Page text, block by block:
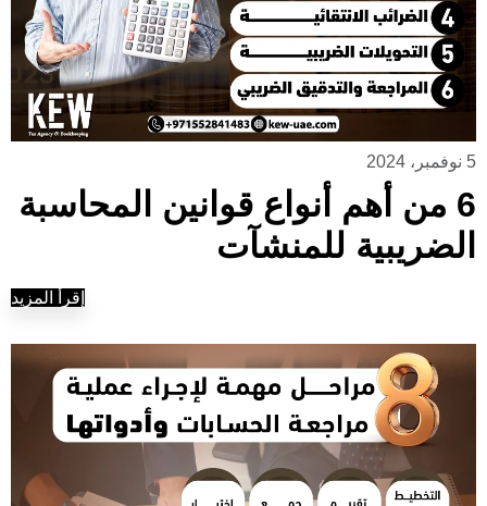
5 نوفمبر، 2024
6 من أهم أنواع قوانين المحاسبة
الضريبية للمنشآت
إقرأ المزيد